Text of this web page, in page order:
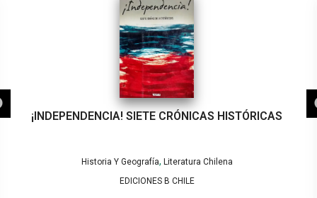
¡INDEPENDENCIA! SIETE CRÓNICAS HISTÓRICAS
Historia Y Geografía, Literatura Chilena
EDICIONES B CHILE